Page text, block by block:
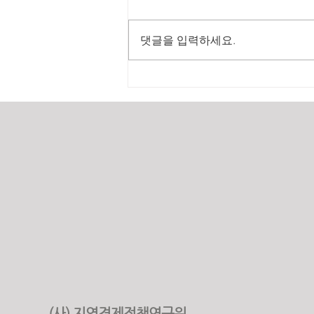
2025년 원가계산 실적
댓글을 입력하세요.